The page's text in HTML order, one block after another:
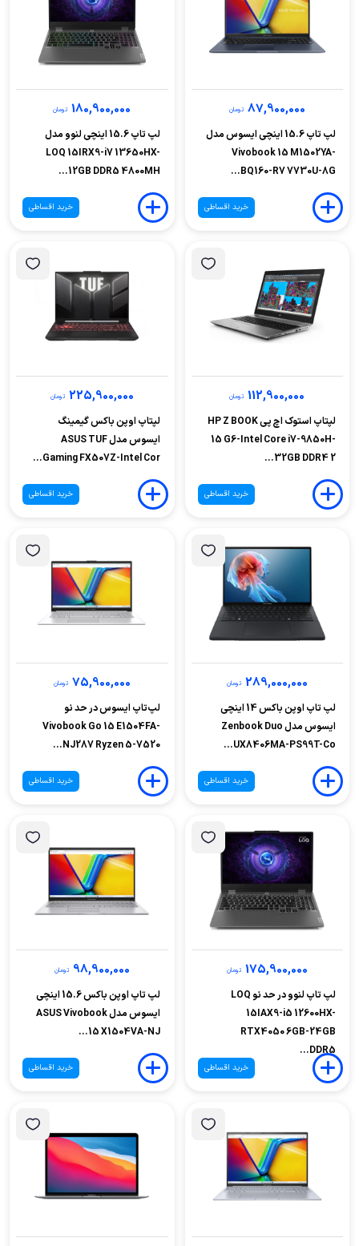
87,900,000 تومان
لپ تاپ 15.6 اینچی ایسوس مدل
Vivobook 15 M1502YA-
BQ160-R7 7730U-8G...
خرید اقساطی
180,900,000 تومان
لپ تاپ 15.6 اینچی لنوو مدل
LOQ 15IRX9-i7 13650HX-
12GB DDR5 4800MH...
خرید اقساطی
112,900,000 تومان
لپتاپ استوک اچ پی HP Z BOOK
15 G6-Intel Core i7-9850H-
32GB DDR4 2...
خرید اقساطی
225,900,000 تومان
لپتاپ اوپن باکس گیمینگ
ایسوس مدل ASUS TUF
Gaming FX507Z-Intel Cor...
خرید اقساطی
289,000,000 تومان
لپ تاپ اوپن باکس 14 اینچی
ایسوس مدل Zenbook Duo
UX8406MA-PS99T-Co...
خرید اقساطی
75,900,000 تومان
لپ‌تاپ ایسوس در حد نو
Vivobook Go 15 E1504FA-
NJ287 Ryzen 5-7520...
خرید اقساطی
175,900,000 تومان
لپ تاپ لنوو در حد نو LOQ
15IAX9-i5 12600HX-
RTX4050 6GB-24GB
DDR5...
خرید اقساطی
98,900,000 تومان
لپ تاپ اوپن باکس 15.6 اینچی
ایسوس مدل ASUS Vivobook
15 X1504VA-NJ...
خرید اقساطی